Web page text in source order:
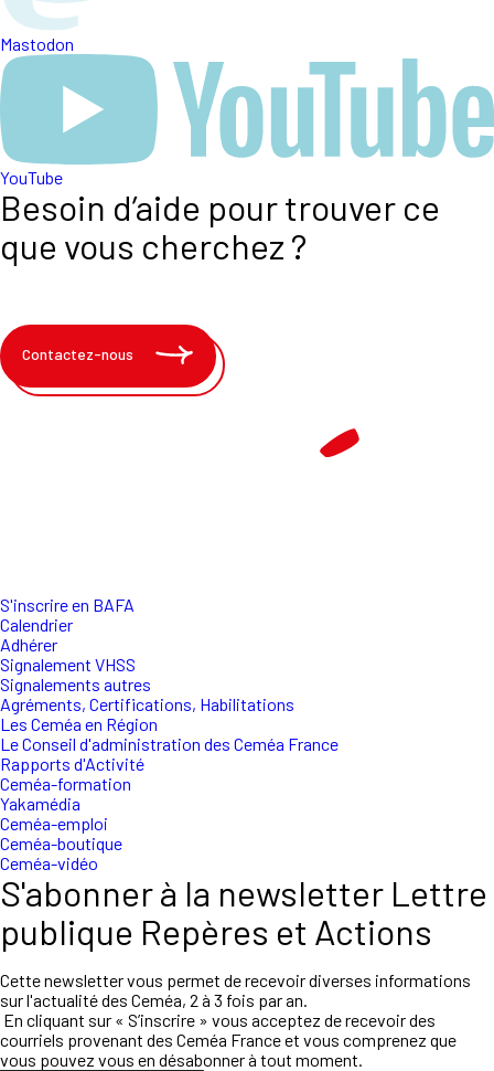
Mastodon
YouTube
Besoin d’aide pour trouver ce
que vous cherchez ?
Contactez-nous
S'inscrire en BAFA
Calendrier
Adhérer
Signalement VHSS
Signalements autres
Agréments, Certifications, Habilitations
Les Ceméa en Région
Le Conseil d'administration des Ceméa France
Rapports d'Activité
Ceméa-formation
Yakamédia
Ceméa-emploi
Ceméa-boutique
Ceméa-vidéo
S'abonner à la newsletter Lettre
publique Repères et Actions
Cette newsletter vous permet de recevoir diverses informations
sur l'actualité des Ceméa, 2 à 3 fois par an.
En cliquant sur « S’inscrire » vous acceptez de recevoir des
courriels provenant des Ceméa France et vous comprenez que
vous pouvez vous en désabonner à tout moment.